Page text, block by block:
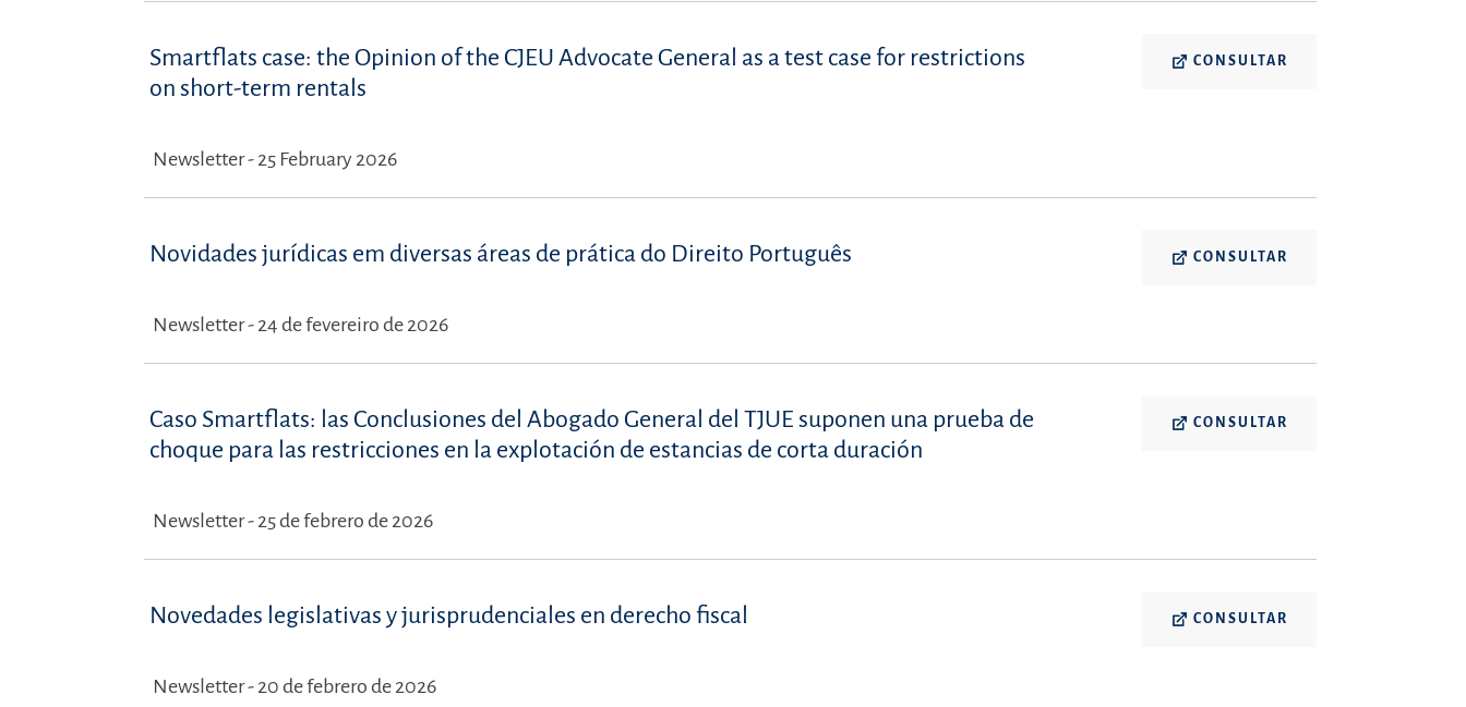
Smartflats case: the Opinion of the CJEU Advocate General as a test case for restrictions
on short-term rentals
CONSULTAR
Newsletter - 25 February 2026
Novidades jurídicas em diversas áreas de prática do Direito Português CONSULTAR
Newsletter - 24 de fevereiro de 2026
Caso Smartflats: las Conclusiones del Abogado General del TJUE suponen una prueba de
choque para las restricciones en la explotación de estancias de corta duración
CONSULTAR
Newsletter - 25 de febrero de 2026
Novedades legislativas y jurisprudenciales en derecho fiscal CONSULTAR
Newsletter - 20 de febrero de 2026